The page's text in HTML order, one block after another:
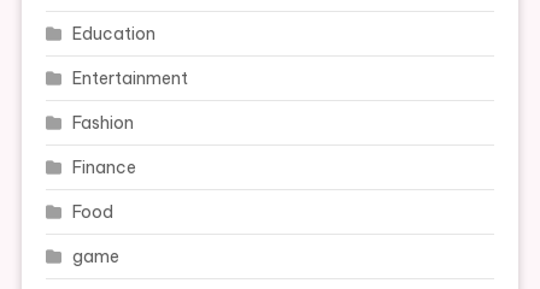
Education
Entertainment
Fashion
Finance
Food
game